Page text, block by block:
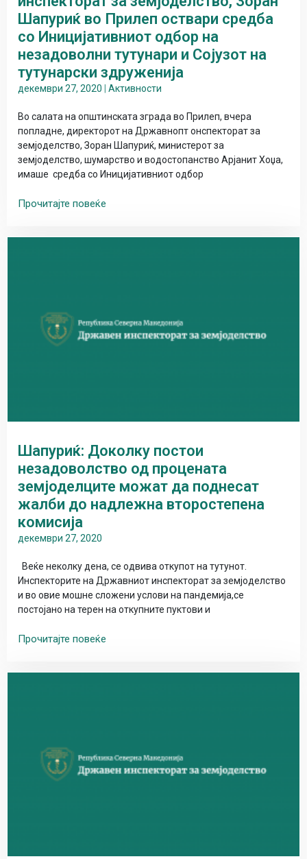
Шапуриќ во Прилеп оствари средба
со Иницијативниот одбор на
незадоволни тутунари и Сојузот на
тутунарски здруженија
декември 27, 2020 Активности
Во салата на општинската зграда во Прилеп, вчера
попладне, директорот на Државнопт онспекторат за
земјоделство, Зоран Шапуриќ, министерот за
земјоделство, шумарство и водостопанство Арјанит Хоџа,
имаше средба со Иницијативниот одбор
Прочитајте повеќе
Шапуриќ: Доколку постои
незадоволство од процената
земјоделците можат да поднесат
жалби до надлежна второстепена
комисија
декември 27, 2020
Веќе неколку дена, се одвива откупот на тутунот.
Инспекторите на Државниот инспекторат за земјоделство
и во овие мошне сложени услови на пандемија,се
постојано на терен на откупните пуктови и
Прочитајте повеќе